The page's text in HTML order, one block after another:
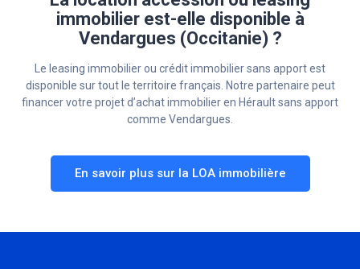
immobilier est-elle disponible à
Vendargues (Occitanie) ?
Le leasing immobilier ou crédit immobilier sans apport est
disponible sur tout le territoire français. Notre partenaire peut
financer votre projet d’achat immobilier en Hérault sans apport
comme Vendargues.
En savoir plus sur la LOA immobilière